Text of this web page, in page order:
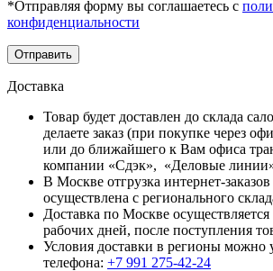
*Отправляя форму вы соглашаетесь с
конфиденциальности
Отправить
Доставка
Товар будет доставлен до склада
делаете заказ (при покупке через
или до ближайшего к Вам офиса
компании «Сдэк», «Деловые
В Москве отгрузка интернет-
осуществлена с регионального
Доставка по Москве
рабочих дней, после поступления
Условия доставки в регионы можно
телефона: +7 991 275-42-24